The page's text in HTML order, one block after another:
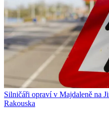
Silničáři opraví v Majdaleně na
Rakouska